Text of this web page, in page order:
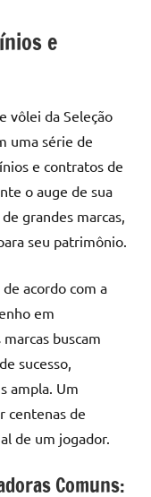
e
vôlei da Seleção
uma série de
e contratos de
o auge de sua
grandes marcas,
seu patrimônio.
acordo com a
em
buscam
sucesso,
ampla. Um
centenas de
de um jogador.
Comuns: